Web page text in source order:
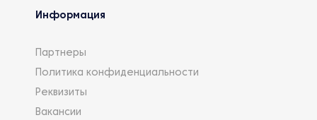
Информация
Партнеры
Политика конфиденциальности
Реквизиты
Вакансии